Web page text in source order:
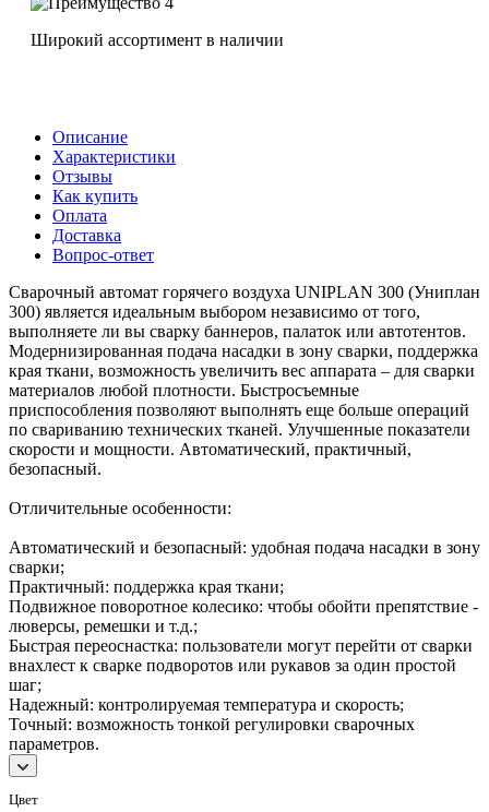
Широкий ассортимент в наличии
Описание
Характеристики
Отзывы
Как купить
Оплата
Доставка
Вопрос-ответ
Сварочный автомат горячего воздуха UNIPLAN 300 (Униплан
300) является идеальным выбором независимо от того,
выполняете ли вы сварку баннеров, палаток или автотентов.
Модернизированная подача насадки в зону сварки, поддержка
края ткани, возможность увеличить вес аппарата – для сварки
материалов любой плотности. Быстросъемные
приспособления позволяют выполнять еще больше операций
по свариванию технических тканей. Улучшенные показатели
скорости и мощности. Автоматический, практичный,
безопасный.
Отличительные особенности:
Автоматический и безопасный: удобная подача насадки в зону
сварки;
Практичный: поддержка края ткани;
Подвижное поворотное колесико: чтобы обойти препятствие -
люверсы, ремешки и т.д.;
Быстрая переоснастка: пользователи могут перейти от сварки
внахлест к сварке подворотов или рукавов за один простой
шаг;
Надежный: контролируемая температура и скорость;
Точный: возможность тонкой регулировки сварочных
параметров.
Цвет